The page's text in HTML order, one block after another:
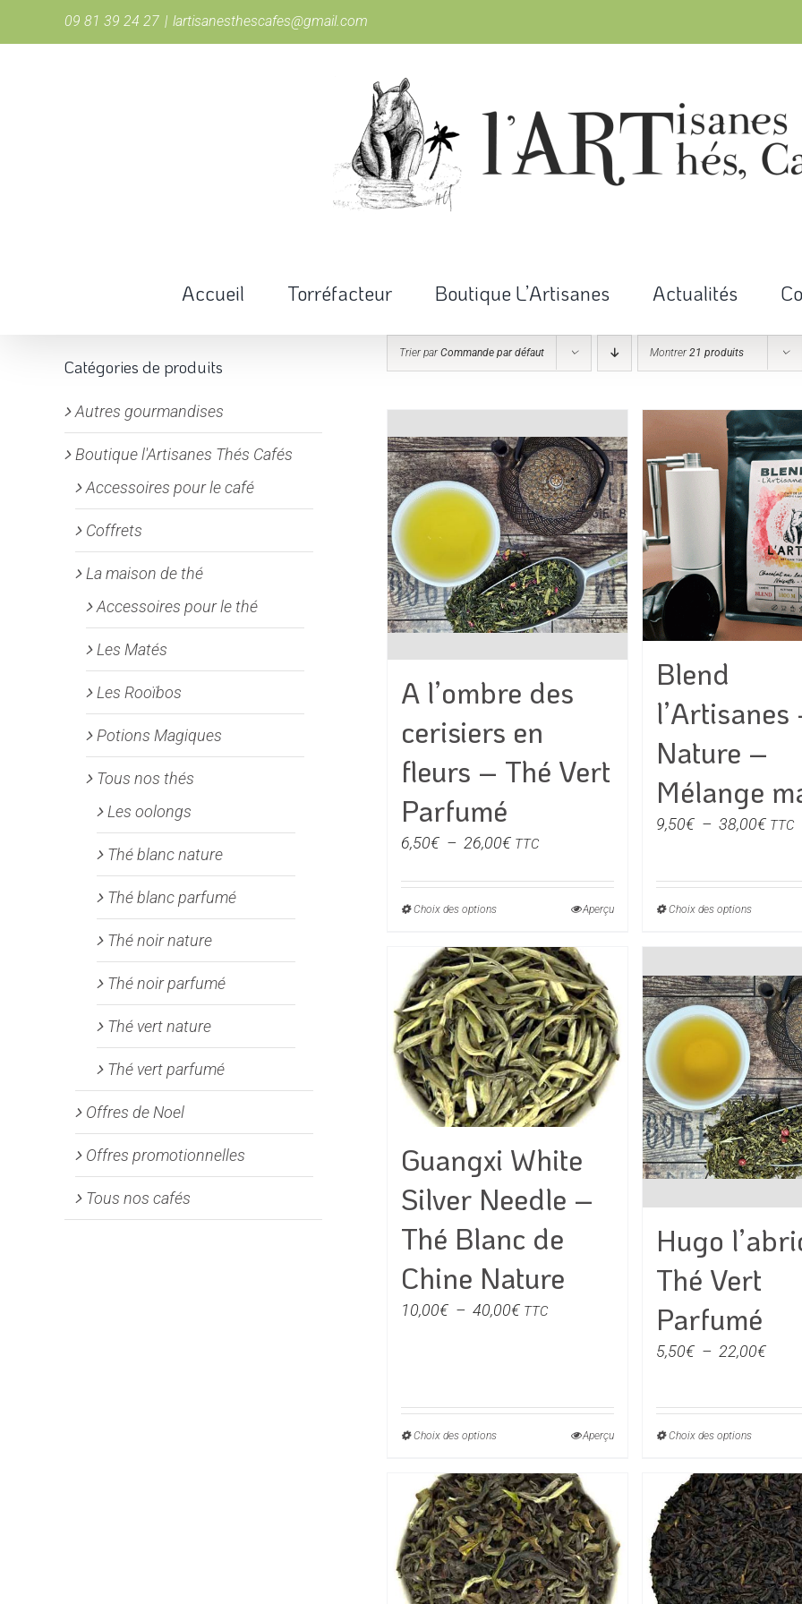
09 81 39 24 27 | lartisanesthescafes@gmail.com
Accueil Torréfacteur Boutique L’Artisanes Actualités
Trier parCommande par défaut Montrer21 produits
A l’ombre des
cerisiers en
fleurs – Thé Vert
Parfumé
6,50€ – 26,00€Plage
prix :
26,00€
TTC
Choix des optionsCe
a
plusieurs
variations.
Les
options
peuvent
être
choisies
sur
page
produit
Aperçu
Blend
l’Artisanes
Nature –
Mélange
9,50€ – 38,00€Plage
TTC
Choix des optionsCe
Les
être
sur
la
du
produit
Guangxi White
Silver Needle –
Thé Blanc de
Chine Nature
10,00€ – 40,00€Plage
à
TTC
Choix des optionsCe
a
plusieurs
variations.
Les
options
Aperçu
Hugo
Thé Vert
Parfumé
5,50€ – 22,00€Plage
Choix des optionsCe
a
Les
Catégories de produits
Autres gourmandises
Boutique l'Artisanes Thés Cafés
Accessoires pour le café
Coffrets
La maison de thé
Accessoires pour le thé
Les Matés
Les Rooïbos
Potions Magiques
Tous nos thés
Les oolongs
Thé blanc nature
Thé blanc parfumé
Thé noir nature
Thé noir parfumé
Thé vert nature
Thé vert parfumé
Offres de Noel
Offres promotionnelles
Tous nos cafés